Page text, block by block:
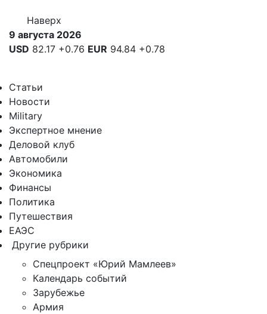
Наверх
9 августа 2026
USD 82.17 +0.76 EUR 94.84 +0.78
Статьи
Новости
Military
Экспертное мнение
Деловой клуб
Автомобили
Экономика
Финансы
Политика
Путешествия
ЕАЭС
Другие рубрики
Спецпроект «Юрий Мамлеев»
Календарь событий
Зарубежье
Армия